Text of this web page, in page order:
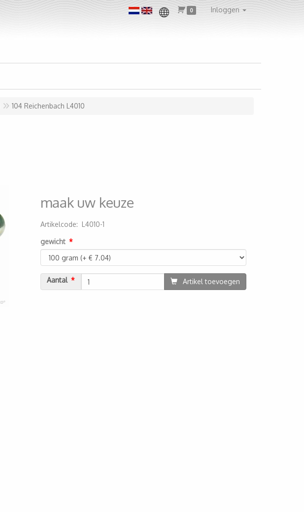
0 Inloggen
104 Reichenbach L4010
maak uw keuze
Artikelcode: L4010-1
gewicht
Aantal Artikel toevoegen